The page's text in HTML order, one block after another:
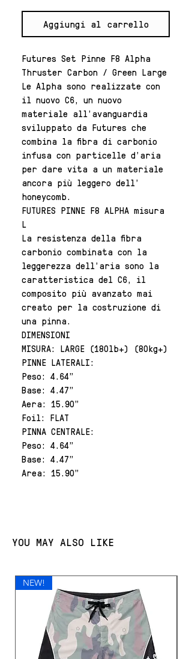
Aggiungi al carrello
Futures Set Pinne F8 Alpha
Thruster Carbon / Green Large
Le Alpha sono realizzate con
il nuovo C6, un nuovo
materiale all’avanguardia
sviluppato da Futures che
combina la fibra di carbonio
infusa con particelle d’aria
per dare vita a un materiale
ancora più leggero dell’
honeycomb.
FUTURES PINNE F8 ALPHA misura
L
La resistenza della fibra
carbonio combinata con la
leggerezza dell’aria sono la
caratteristica del C6, il
composito più avanzato mai
creato per la costruzione di
una pinna.
DIMENSIONI
MISURA: LARGE (180lb+) (80kg+)
PINNE LATERALI:
Peso: 4.64"
Base: 4.47"
Aera: 15.90"
Foil: FLAT
PINNA CENTRALE:
Peso: 4.64"
Base: 4.47"
Area: 15.90"
YOU MAY ALSO LIKE
NEW!